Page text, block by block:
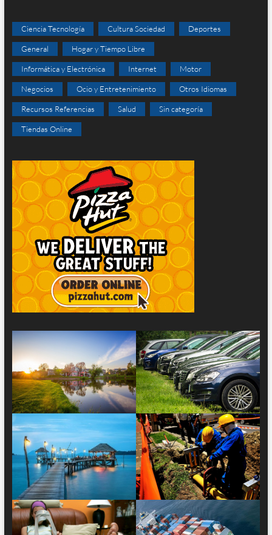
Ciencia Tecnología Cultura Sociedad Deportes
General Hogar y Tiempo Libre
Informática y Electrónica Internet Motor
Negocios Ocio y Entretenimiento Otros Idiomas
Recursos Referencias Salud Sin categoría
Tiendas Online